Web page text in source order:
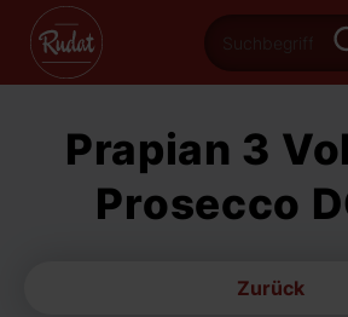
Prapian 3
Prosecco
Zurück